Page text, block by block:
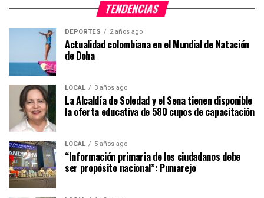
TENDENCIAS
DEPORTES 2 años ago
Actualidad colombiana en el Mundial de Natación
de Doha
LOCAL 3 años ago
La Alcaldía de Soledad y el Sena tienen disponible
la oferta educativa de 580 cupos de capacitación
LOCAL 5 años ago
“Información primaria de los ciudadanos debe
ser propósito nacional”: Pumarejo